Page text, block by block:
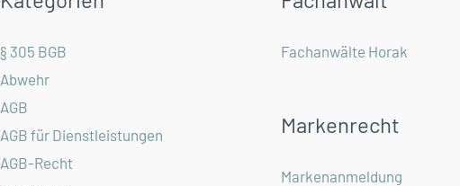
§ 305 BGB
Abwehr
AGB
AGB für Dienstleistungen
AGB-Recht
Fachanwälte Horak
Markenrecht
Markenanmeldung